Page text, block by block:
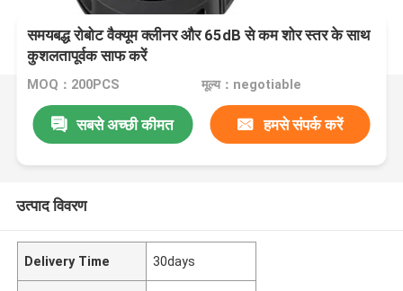
समयबद्ध रोबोट वैक्यूम क्लीनर और 65dB से कम शोर स्तर के साथ
कुशलतापूर्वक साफ करें
MOQ：200PCS मूल्य：negotiable
सबसे अच्छी कीमत हमसे संपर्क करें
उत्पाद विवरण
Delivery Time 30days